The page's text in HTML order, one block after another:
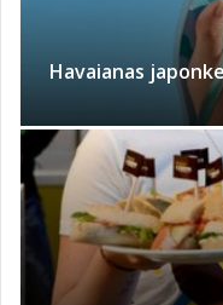
Havaianas